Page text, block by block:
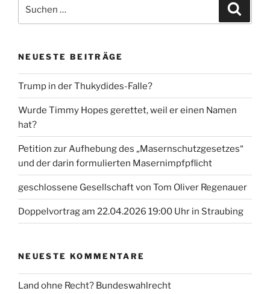
nach:
NEUESTE BEITRÄGE
Trump in der Thukydides-Falle?
Wurde Timmy Hopes gerettet, weil er einen Namen
hat?
Petition zur Aufhebung des „Masernschutzgesetzes“
und der darin formulierten Masernimpfpflicht
geschlossene Gesellschaft von Tom Oliver Regenauer
Doppelvortrag am 22.04.2026 19:00 Uhr in Straubing
NEUESTE KOMMENTARE
Land ohne Recht? Bundeswahlrecht